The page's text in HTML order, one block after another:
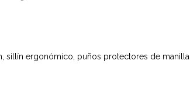
sillín ergonómico, puños protectores de